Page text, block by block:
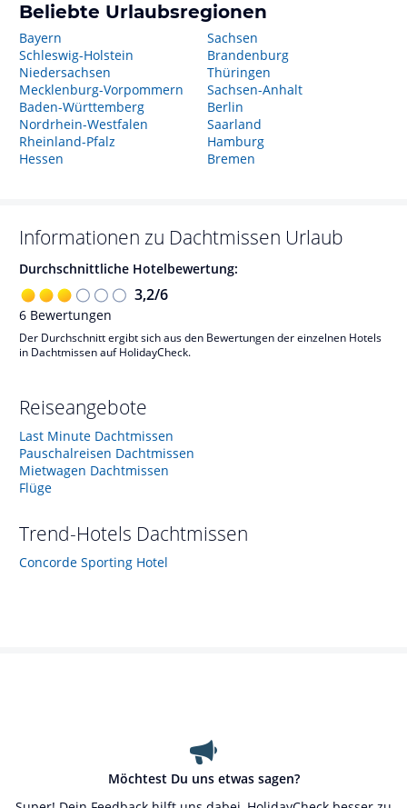
Beliebte Urlaubsregionen
Bayern
Schleswig-Holstein
Niedersachsen
Mecklenburg-Vorpommern
Baden-Württemberg
Nordrhein-Westfalen
Rheinland-Pfalz
Hessen
Sachsen
Brandenburg
Thüringen
Sachsen-Anhalt
Berlin
Saarland
Hamburg
Bremen
Informationen zu Dachtmissen Urlaub
Durchschnittliche Hotelbewertung:
3,2/6
6 Bewertungen
Der Durchschnitt ergibt sich aus den Bewertungen der einzelnen Hotels
in Dachtmissen auf HolidayCheck.
Reiseangebote
Last Minute Dachtmissen
Pauschalreisen Dachtmissen
Mietwagen Dachtmissen
Flüge
Trend-Hotels Dachtmissen
Concorde Sporting Hotel
Möchtest Du uns etwas sagen?